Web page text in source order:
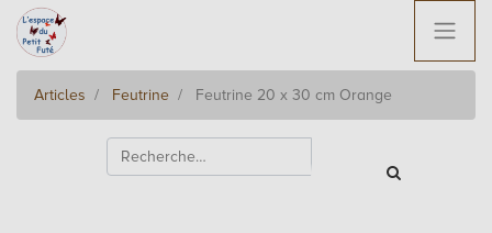
Articles Feutrine Feutrine 20 x 30 cm Orange